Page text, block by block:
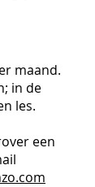
maand.
in de
les.
een